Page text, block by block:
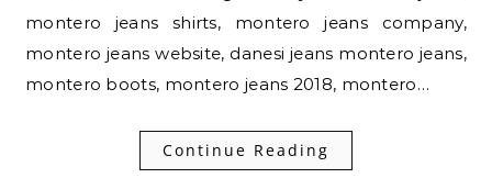
montero jeans shirts, montero jeans company,
montero jeans website, danesi jeans montero jeans,
montero boots, montero jeans 2018, montero…
Continue Reading